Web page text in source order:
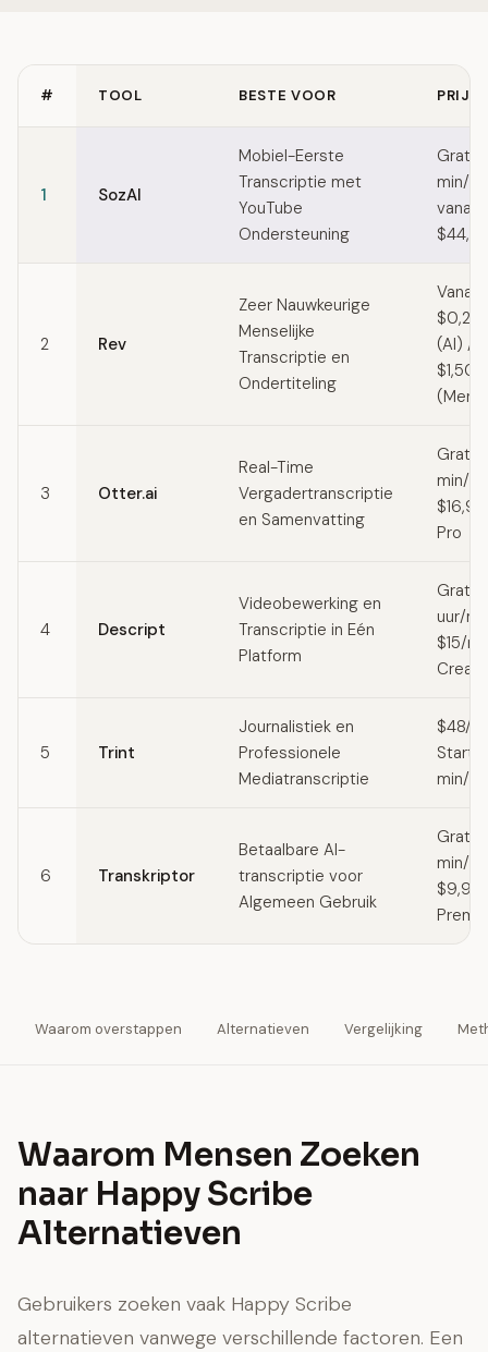
# TOOL BESTE VOOR
1 SozAI
Mobiel-Eerste
Transcriptie met
YouTube
Ondersteuning
min/
vanaf
2 Rev
Zeer Nauwkeurige
Menselijke
Transcriptie en
Ondertiteling
Vanaf
(AI) /
$1,50/
3 Otter.ai
Real-Time
Vergadertranscriptie
en Samenvatting
min/
Pro
4 Descript
Videobewerking en
Transcriptie in Eén
Platform
Gratis
uur/
$15/
5 Trint
Journalistiek en
Professionele
Mediatranscriptie
$48/
min/
6 Transkriptor
Betaalbare AI-
transcriptie voor
Algemeen Gebruik
min/
Waarom overstappen Alternatieven Vergelijking
Waarom Mensen Zoeken
naar Happy Scribe
Alternatieven
Gebruikers zoeken vaak Happy Scribe
alternatieven vanwege verschillende factoren. Een